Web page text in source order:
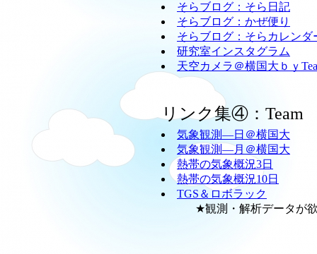
そらブログ：そら日記
そらブログ：かぜ便り
そらブログ：そらカレンダ
研究室インスタグラム
天空カメラ＠横国大ｂｙ
リンク集④：
気象観測―日＠横国大
気象観測―月＠横国大
熱帯の気象概況3日
熱帯の気象概況10日
TGS＆ロボラック
★観測・解析データが欲し